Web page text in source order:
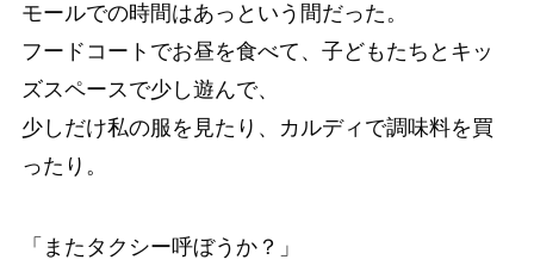
モールでの時間はあっという間だった。
フードコートでお昼を食べて、子どもたちとキッ
ズスペースで少し遊んで、
少しだけ私の服を見たり、カルディで調味料を買
ったり。
「またタクシー呼ぼうか？」